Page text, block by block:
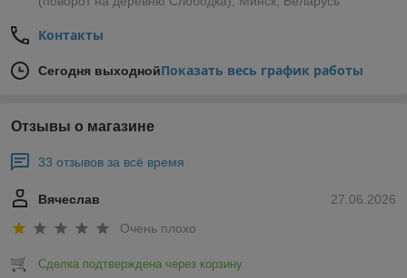
Контакты
Сегодня выходнойПоказать весь график работы
Отзывы о магазине
33 отзывов за всё время
27.06.2026
Вячеслав
Очень плохо
Сделка подтверждена через корзину